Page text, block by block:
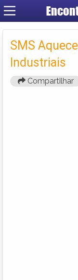
SMS
Industriais
Compartilhar